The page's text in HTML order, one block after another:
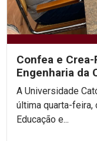
Confea e
Engenharia da
A Universidade
última quarta-feira,
Educação e...